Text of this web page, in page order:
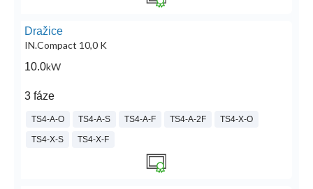
Dražice
IN.Compact 10,0 K
10.0kW
3 fáze
TS4-A-O TS4-A-S TS4-A-F TS4-A-2F TS4-X-O
TS4-X-S TS4-X-F